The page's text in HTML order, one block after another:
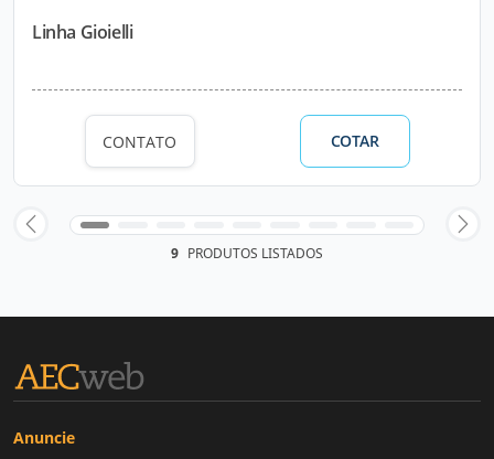
Linha Gioielli
CONTATO COTAR
9 PRODUTOS LISTADOS
Anuncie